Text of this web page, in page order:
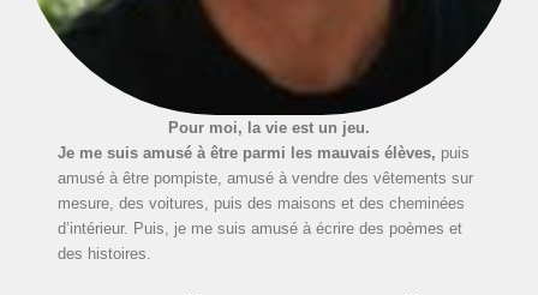
Pour moi, la vie est un jeu.
Je me suis amusé à être parmi les mauvais élèves, puis
amusé à être pompiste, amusé à vendre des vêtements sur
mesure, des voitures, puis des maisons et des cheminées
d’intérieur. Puis, je me suis amusé à écrire des poèmes et
des histoires.